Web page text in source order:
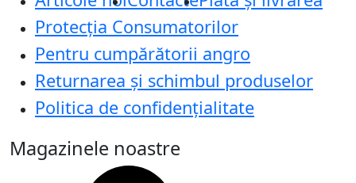
Protecţia Consumatorilor
Pentru cumpărătorii angro
Returnarea și schimbul produselor
Politica de confidențialitate
Magazinele noastre